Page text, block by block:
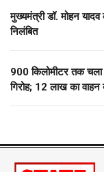
मुख्यमंत्री डॉ. मोहन
निलंबित
900 किलोमीटर तक चला
गिरोह; 12 लाख का वाहन